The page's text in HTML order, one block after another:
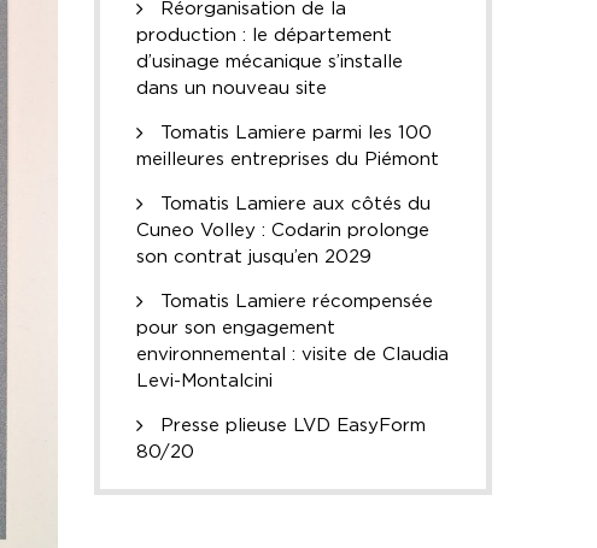
Réorganisation de la
production : le département
d’usinage mécanique s’installe
dans un nouveau site
Tomatis Lamiere parmi les 100
meilleures entreprises du Piémont
Tomatis Lamiere aux côtés du
Cuneo Volley : Codarin prolonge
son contrat jusqu’en 2029
Tomatis Lamiere récompensée
pour son engagement
environnemental : visite de Claudia
Levi-Montalcini
Presse plieuse LVD EasyForm
80/20